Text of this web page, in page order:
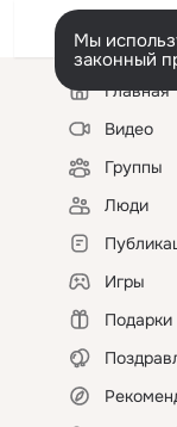
Мы
законный
Левая
колонкаГлавная
Видео
Группы
Люди
Игры
Подарки